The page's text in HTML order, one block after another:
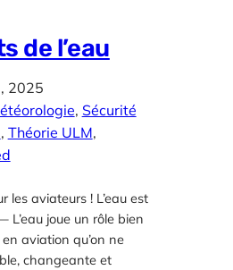
de l’eau
2025
, Sécurité
, Théorie ULM
les aviateurs ! L’eau est
L’eau joue un rôle bien
aviation qu’on ne
changeante et